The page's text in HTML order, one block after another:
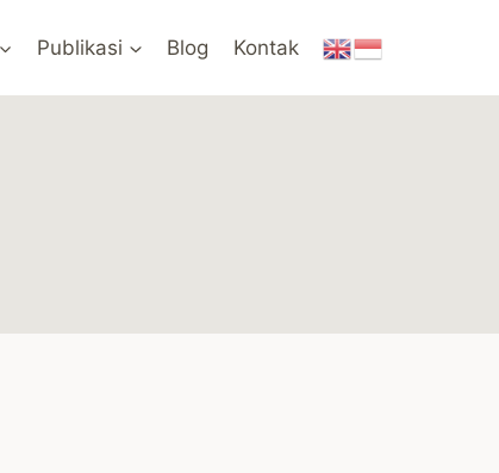
Publikasi Blog Kontak